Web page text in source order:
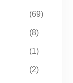
(69)
(8)
(1)
(2)